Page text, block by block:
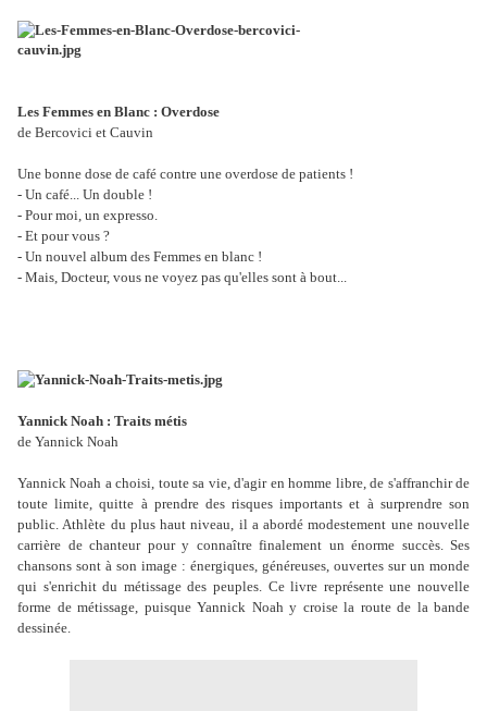
Les Femmes en Blanc : Overdose
de Bercovici et Cauvin
Une bonne dose de café contre une overdose de patients !
- Un café... Un double !
- Pour moi, un expresso.
- Et pour vous ?
- Un nouvel album des Femmes en blanc !
- Mais, Docteur, vous ne voyez pas qu'elles sont à bout...
Yannick Noah : Traits métis
de Yannick Noah
Yannick Noah a choisi, toute sa vie, d'agir en homme libre, de s'affranchir de
toute limite, quitte à prendre des risques importants et à surprendre son
public. Athlète du plus haut niveau, il a abordé modestement une nouvelle
carrière de chanteur pour y connaître finalement un énorme succès. Ses
chansons sont à son image : énergiques, généreuses, ouvertes sur un monde
qui s'enrichit du métissage des peuples. Ce livre représente une nouvelle
forme de métissage, puisque Yannick Noah y croise la route de la bande
dessinée.